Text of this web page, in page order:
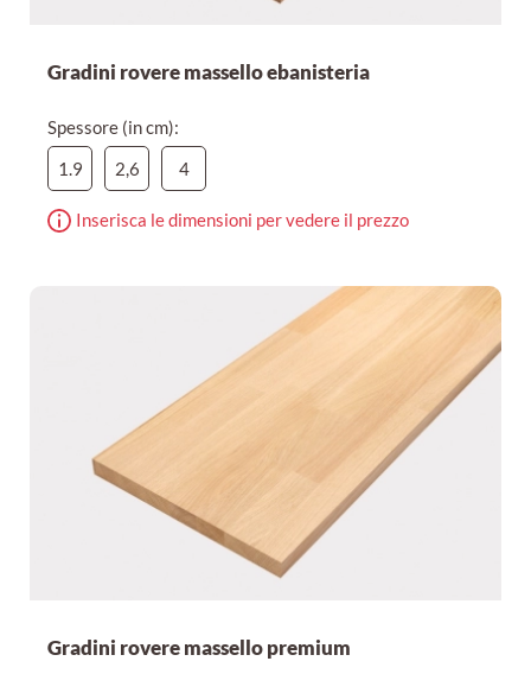
Gradini rovere massello ebanisteria
Spessore (in cm):
1.9
2,6 4
Inserisca le dimensioni per vedere il prezzo
Gradini rovere massello premium